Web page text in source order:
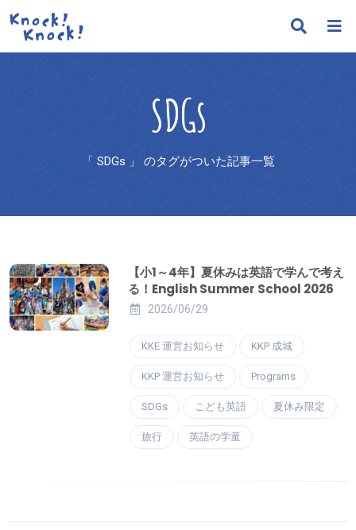
SDGs
「 SDGs 」 のタグがついた記事一覧
【小1～4年】夏休みは英語で学んで考え
る！English Summer School 2026
2026/06/29
KKE 運営お知らせ KKP 成城
KKP 運営お知らせ Programs
SDGs こども英語 夏休み限定
旅行 英語の学童